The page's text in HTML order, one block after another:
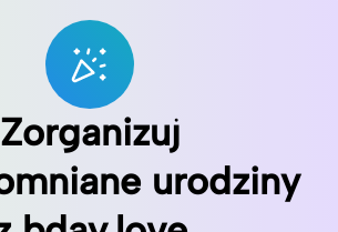
Zorganizuj
urodziny